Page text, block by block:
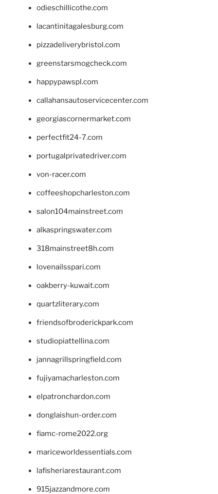
odieschillicothe.com
lacantinitagalesburg.com
pizzadeliverybristol.com
greenstarsmogcheck.com
happypawspl.com
callahansautoservicecenter.com
georgiascornermarket.com
perfectfit24-7.com
portugalprivatedriver.com
von-racer.com
coffeeshopcharleston.com
salon104mainstreet.com
alkaspringswater.com
318mainstreet8h.com
lovenailsspari.com
oakberry-kuwait.com
quartzliterary.com
friendsofbroderickpark.com
studiopiattellina.com
jannagrillspringfield.com
fujiyamacharleston.com
elpatronchardon.com
donglaishun-order.com
fiamc-rome2022.org
mariceworldessentials.com
lafisheriarestaurant.com
915jazzandmore.com